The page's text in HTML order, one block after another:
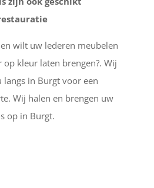
wilt uw lederen meubelen
kleur laten brengen?. Wij
langs in Burgt voor een
Wij halen en brengen uw
op in Burgt.